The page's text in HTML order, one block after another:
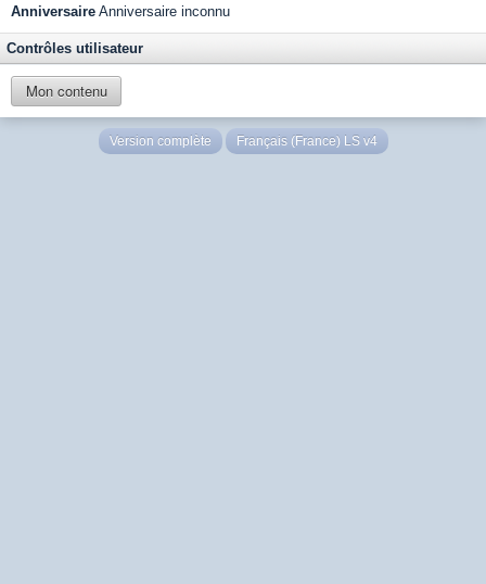
Anniversaire Anniversaire inconnu
Contrôles utilisateur
Mon contenu
Version complète Français (France) LS v4